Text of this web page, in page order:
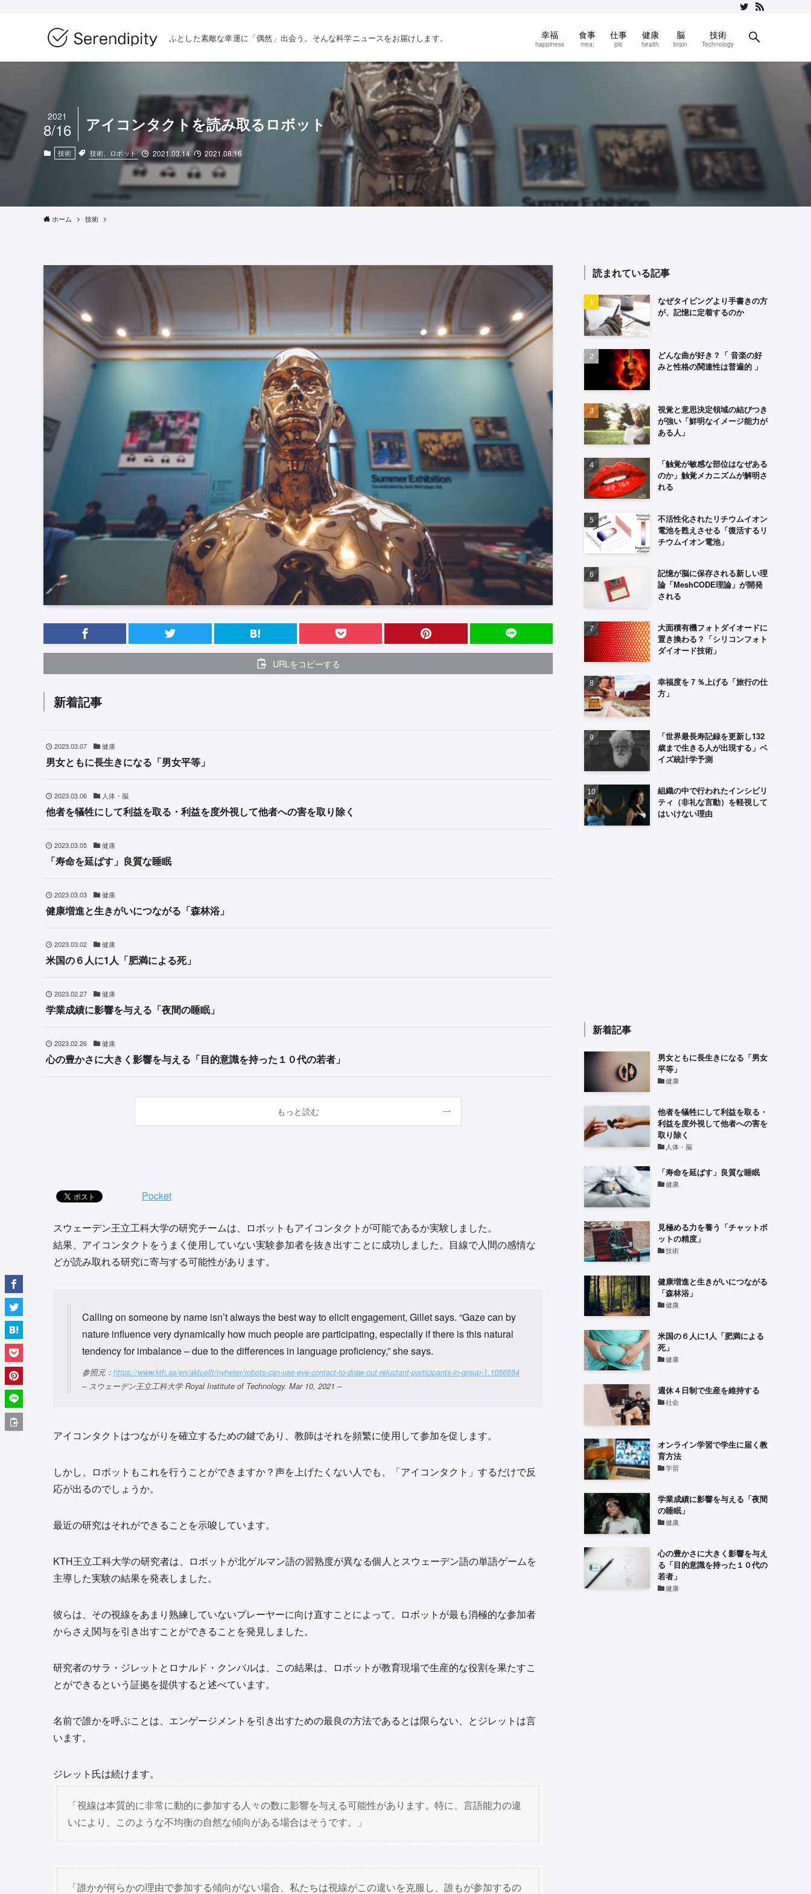
ふとした素敵な幸運に「偶然」出会う。そんな科学ニュースをお届けします。 幸福
happiness
食事
mea;
仕事
job
健康
health
脳
brain
技術
Technology
アイコンタクトを読み取るロボット
2021
8/16
技術 技術、ロボット 2021.03.14 2021.08.16
ホーム 技術
URLをコピーする
新着記事
2023.03.07 健康
男女ともに長生きになる「男女平等」
2023.03.06 人体・脳
他者を犠牲にして利益を取る・利益を度外視して他者への害を取り除く
2023.03.05 健康
「寿命を延ばす」良質な睡眠
2023.03.03 健康
健康増進と生きがいにつながる「森林浴」
2023.03.02 健康
米国の６人に1人「肥満による死」
2023.02.27 健康
学業成績に影響を与える「夜間の睡眠」
2023.02.26 健康
心の豊かさに大きく影響を与える「目的意識を持った１０代の若者」
もっと読む
Pocket
スウェーデン王立工科大学の研究チームは、ロボットもアイコンタクトが可能であるか実験しました。
結果、アイコンタクトをうまく使用していない実験参加者を抜き出すことに成功しました。目線で人間の感情な
どが読み取れる研究に寄与する可能性があります。
Calling on someone by name isn’t always the best way to elicit engagement, Gillet says. “Gaze can by
nature influence very dynamically how much people are participating, especially if there is this natural
tendency for imbalance – due to the differences in language proficiency,” she says.
参照元： https://www.kth.se/en/aktuellt/nyheter/robots-can-use-eye-contact-to-draw-out-reluctant-participants-in-group-1.1056554
– スウェーデン王立工科大学 Royal Institute of Technology. Mar 10, 2021 –
アイコンタクトはつながりを確立するための鍵であり、教師はそれを頻繁に使用して参加を促します。
しかし、ロボットもこれを行うことができますか？声を上げたくない人でも、「アイコンタクト」するだけで反
応が出るのでしょうか。
最近の研究はそれができることを示唆しています。
KTH王立工科大学の研究者は、ロボットが北ゲルマン語の習熟度が異なる個人とスウェーデン語の単語ゲームを
主導した実験の結果を発表しました。
彼らは、その視線をあまり熟練していないプレーヤーに向け直すことによって、ロボットが最も消極的な参加者
からさえ関与を引き出すことができることを発見しました。
研究者のサラ・ジレットとロナルド・クンバルは、この結果は、ロボットが教育現場で生産的な役割を果たすこ
とができるという証拠を提供すると述べています。
名前で誰かを呼ぶことは、エンゲージメントを引き出すための最良の方法であるとは限らない、とジレットは言
います。
ジレット氏は続けます。
「視線は本質的に非常に動的に参加する人々の数に影響を与える可能性があります。特に、言語能力の違
いにより、このような不均衡の自然な傾向がある場合はそうです。」
「誰かが何らかの理由で参加する傾向がない場合、私たちは視線がこの違いを克服し、誰もが参加するの
読まれている記事
なぜタイピングより手書きの方
が、記憶に定着するのか
どんな曲が好き？「 音楽の好
みと性格の関連性は普遍的 」
視覚と意思決定領域の結びつき
が強い「鮮明なイメージ能力が
ある人」
「触覚が敏感な部位はなぜある
のか」触覚メカニズムが解明さ
れる
不活性化されたリチウムイオン
電池を甦えさせる「復活するリ
チウムイオン電池」
記憶が脳に保存される新しい理
論「MeshCODE理論」が開発
される
大面積有機フォトダイオードに
置き換わる？「シリコンフォト
ダイオード技術」
幸福度を７％上げる「旅行の仕
方」
「世界最長寿記録を更新し132
歳まで生きる人が出現する」ベ
イズ統計学予測
組織の中で行われたインシビリ
ティ（非礼な言動）を軽視して
はいけない理由
新着記事
男女ともに長生きになる「男女
平等」
健康
他者を犠牲にして利益を取る・
利益を度外視して他者への害を
取り除く
人体・脳
「寿命を延ばす」良質な睡眠
健康
見極める力を養う「チャットボ
ットの精度」
技術
健康増進と生きがいにつながる
「森林浴」
健康
米国の６人に1人「肥満による
死」
健康
週休４日制で生産を維持する
社会
オンライン学習で学生に届く教
育方法
学習
学業成績に影響を与える「夜間
の睡眠」
健康
心の豊かさに大きく影響を与え
る「目的意識を持った１０代の
若者」
健康